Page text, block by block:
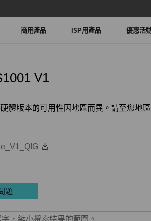
商用產品 ISP用產品 優惠活
V1
體版本的可用性因地區而異。請至您地
題